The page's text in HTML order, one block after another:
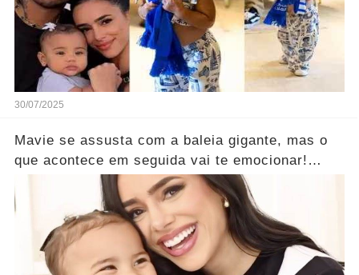
30/07/2025
Mavie se assusta com a baleia gigante, mas o
que acontece em seguida vai te emocionar!